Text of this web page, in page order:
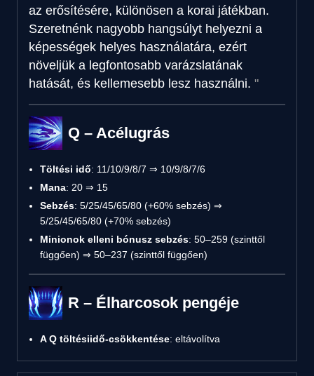
az erősítésére, különösen a korai játékban.
Szeretnénk nagyobb hangsúlyt helyezni a
képességek helyes használatára, ezért
növeljük a legfontosabb varázslatának
hatását, és kellemesebb lesz használni.
Q – Acélugrás
Töltési idő: 11/10/9/8/7 ⇒ 10/9/8/7/6
Mana: 20 ⇒ 15
Sebzés: 5/25/45/65/80 (+60% sebzés) ⇒
5/25/45/65/80 (+70% sebzés)
Minionok elleni bónusz sebzés: 50–259 (szinttől
függően) ⇒ 50–237 (szinttől függően)
R – Élharcosok pengéje
A Q töltésiidő-csökkentése: eltávolítva